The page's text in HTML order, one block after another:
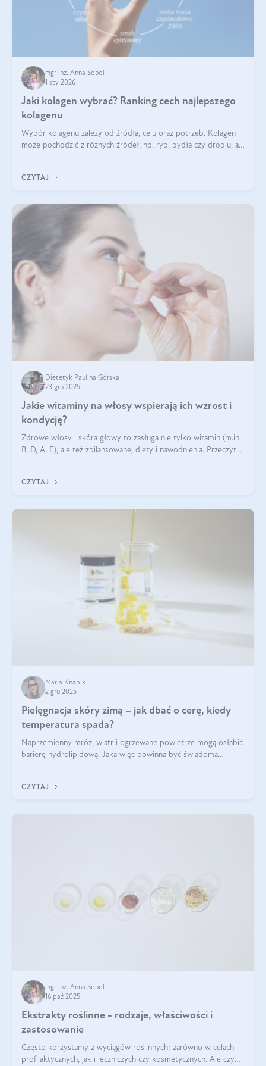
mgr inż. Anna Sobol
1 sty 2026
Jaki kolagen wybrać? Ranking cech najlepszego
kolagenu
Wybór kolagenu zależy od źródła, celu oraz potrzeb. Kolagen
może pochodzić z różnych źródeł, np. ryb, bydła czy drobiu, a
bydlęcy.
CZYTAJ
Dietetyk Paulina Górska
23 gru 2025
Jakie witaminy na włosy wspierają ich wzrost i
kondycję?
Zdrowe włosy i skóra głowy to zasługa nie tylko witamin (m.in.
B, D, A, E), ale też zbilansowanej diety i nawodnienia. Przeczytaj
CZYTAJ
Maria Knapik
2 gru 2025
Pielęgnacja skóry zimą – jak dbać o cerę, kiedy
temperatura spada?
Naprzemienny mróz, wiatr i ogrzewane powietrze mogą osłabić
barierę hydrolipidową. Jaka więc powinna być świadoma
CZYTAJ
mgr inż. Anna Sobol
16 paź 2025
Ekstrakty roślinne - rodzaje, właściwości i
zastosowanie
Często korzystamy z wyciągów roślinnych: zarówno w celach
profilaktycznych, jak i leczniczych czy kosmetycznych. Ale czy